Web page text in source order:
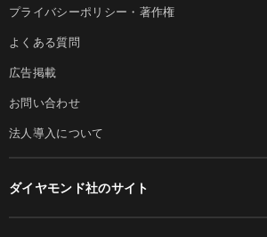
プライバシーポリシー・著作権
よくある質問
広告掲載
お問い合わせ
法人導入について
ダイヤモンド社のサイト